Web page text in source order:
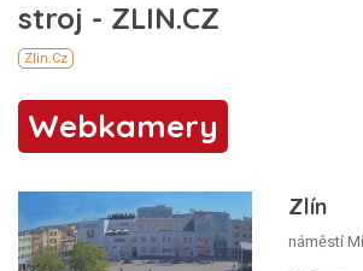
Webkamery
Zlín
náměstí